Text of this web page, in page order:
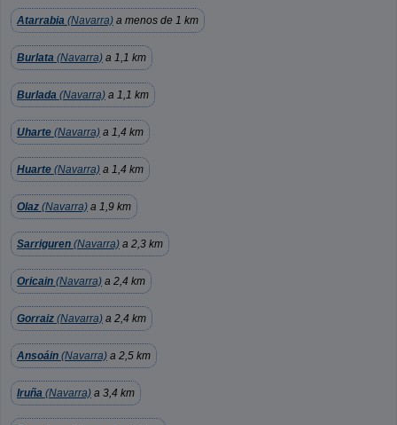
Atarrabia (Navarra) a menos de 1 km
Burlata (Navarra) a 1,1 km
Burlada (Navarra) a 1,1 km
Uharte (Navarra) a 1,4 km
Huarte (Navarra) a 1,4 km
Olaz (Navarra) a 1,9 km
Sarriguren (Navarra) a 2,3 km
Oricain (Navarra) a 2,4 km
Gorraiz (Navarra) a 2,4 km
Ansoáin (Navarra) a 2,5 km
Iruña (Navarra) a 3,4 km